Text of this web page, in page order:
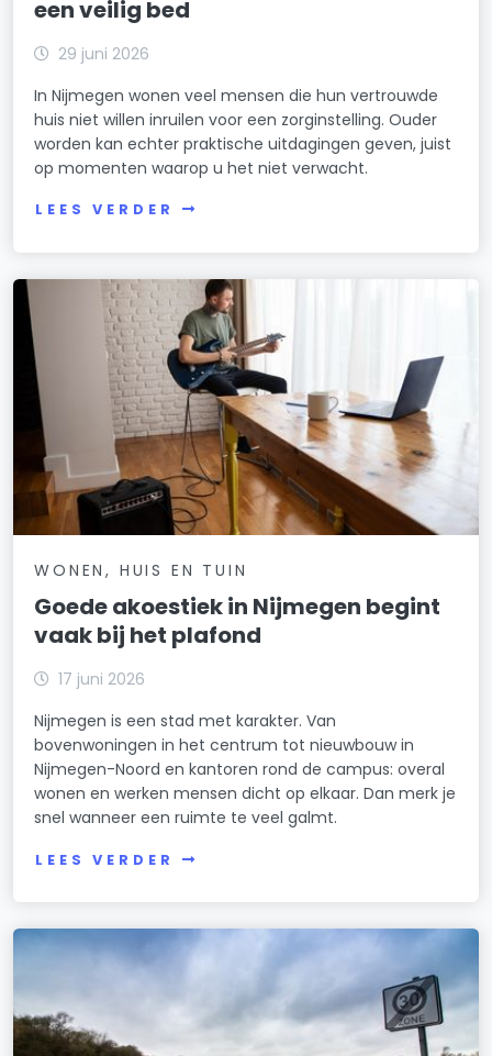
een veilig bed
29 juni 2026
In Nijmegen wonen veel mensen die hun vertrouwde
huis niet willen inruilen voor een zorginstelling. Ouder
worden kan echter praktische uitdagingen geven, juist
op momenten waarop u het niet verwacht.
LEES VERDER
WONEN, HUIS EN TUIN
Goede akoestiek in Nijmegen begint
vaak bij het plafond
17 juni 2026
Nijmegen is een stad met karakter. Van
bovenwoningen in het centrum tot nieuwbouw in
Nijmegen-Noord en kantoren rond de campus: overal
wonen en werken mensen dicht op elkaar. Dan merk je
snel wanneer een ruimte te veel galmt.
LEES VERDER